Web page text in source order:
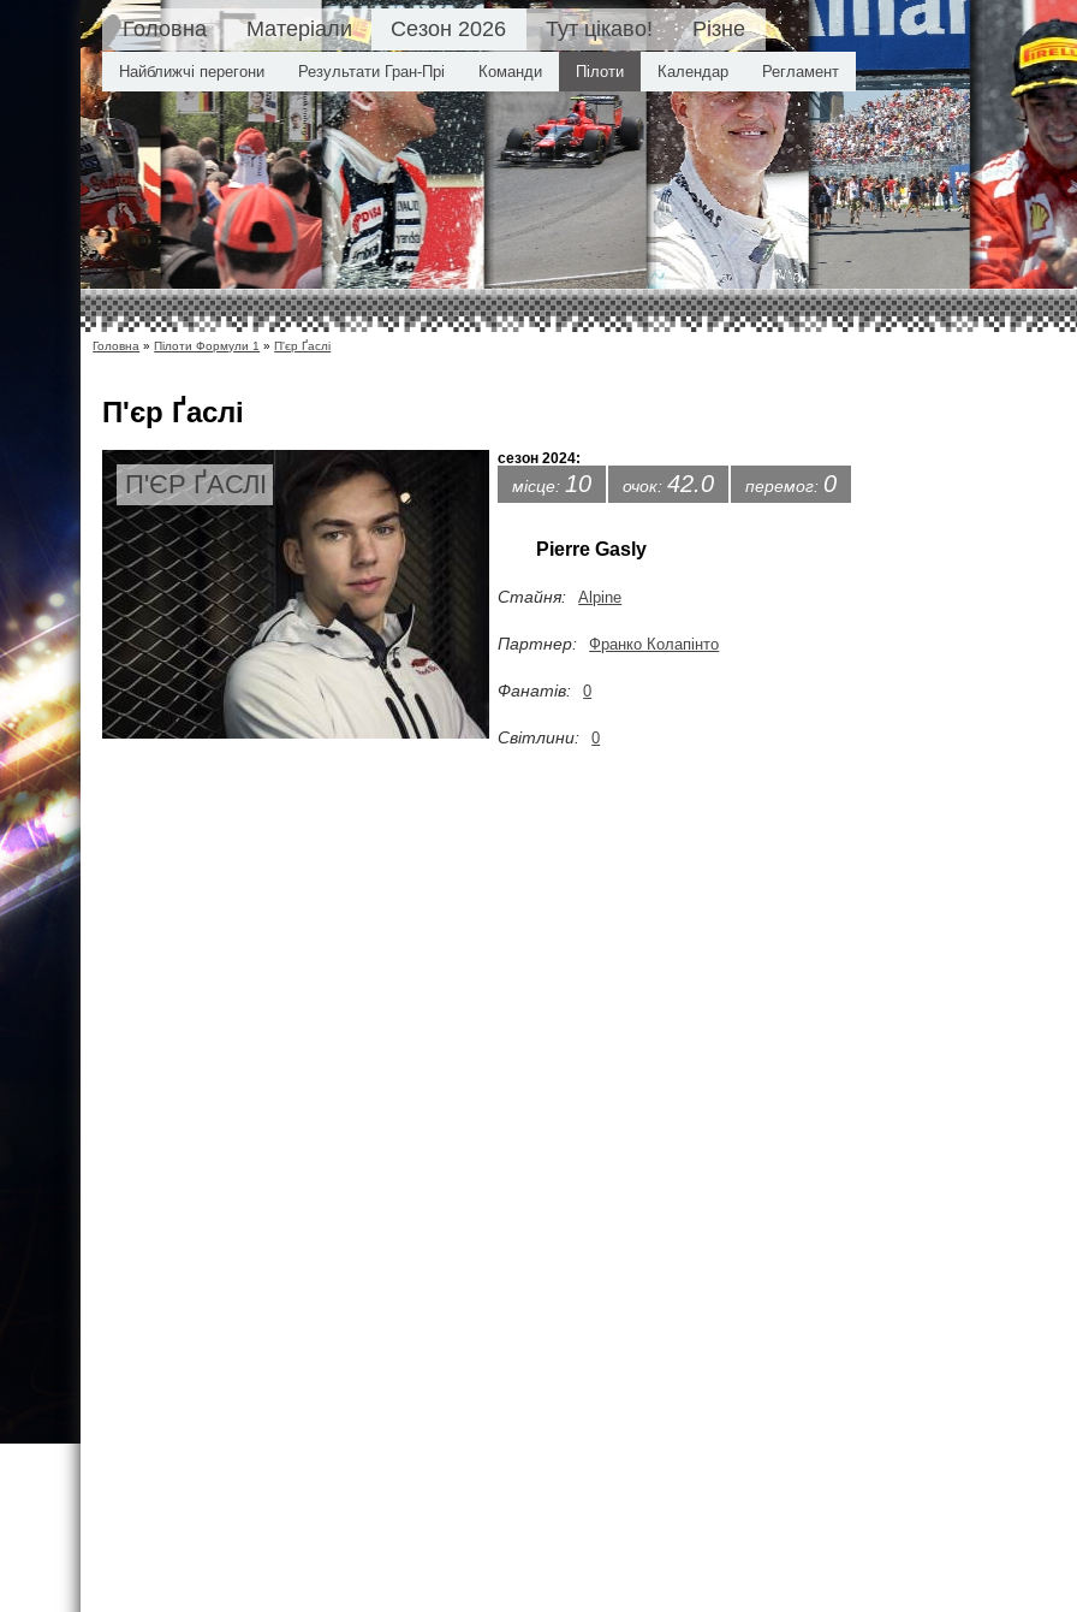
Головна Матеріали Сезон 2026
Найближчі перегони Результати Гран-Прі Команди Пілоти Календар Регламент
Тут цікаво! Різне
Головна »Пілоти Формули 1 »П'єр Ґаслі
П'єр Ґаслі
П'ЄР ҐАСЛІ
сезон 2024:
місце: 10 очок:42.0 перемог: 0
Pierre Gasly
Стайня: Alpine
Партнер: Франко Колапінто
Фанатів: 0
Світлини: 0